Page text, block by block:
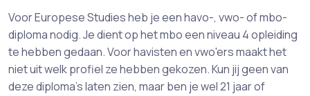
Voor Europese Studies heb je een havo-, vwo- of mbo-
diploma nodig. Je dient op het mbo een niveau 4 opleiding
te hebben gedaan. Voor havisten en vwo'ers maakt het
niet uit welk profiel ze hebben gekozen. Kun jij geen van
deze diploma's laten zien, maar ben je wel 21 jaar of